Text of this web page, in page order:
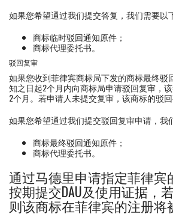
如果您希望通过我们提交答复，我们需要以
商标临时驳回通知原件；
商标代理委托书。
驳回复审
如果您收到菲律宾商标局下发的商标最终驳
知之日起2个月内向商标局申请驳回复审，
2个月。若申请人未提交复审，该商标的驳回
如果您希望通过我们提交驳回复审申请，我
商标最终驳回通知原件；
商标代理委托书。
通过马德里申请指定菲律宾
按期提交DAU及使用证据，
则该商标在菲律宾的注册将